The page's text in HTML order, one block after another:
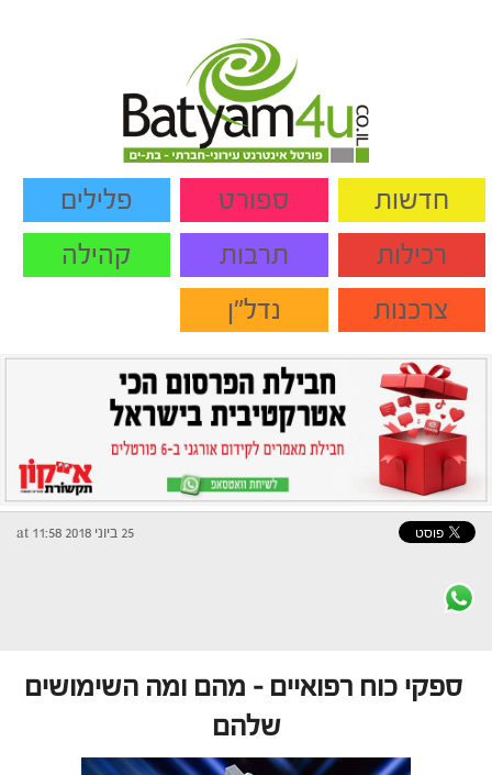
חדשות ספורט
פלילים
רכילות
תרבות
קהילה
צרכנות
נדל"ן
25 ביוני 2018 at 11:58
ספקי כוח רפואיים – מהם ומה השימושים
שלהם